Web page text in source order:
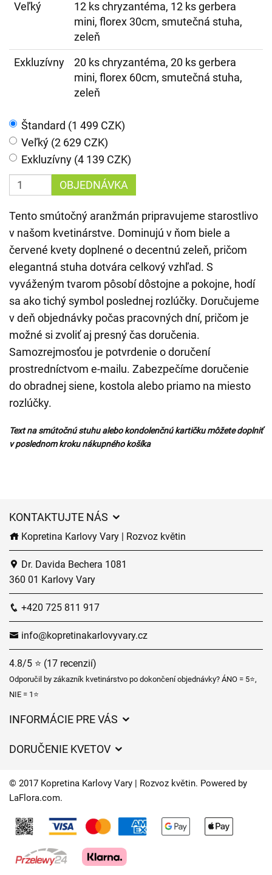
Veľký
12 ks chryzantéma, 12 ks gerbera
mini, florex 30cm, smutečná stuha,
zeleň
Exkluzívny
20 ks chryzantéma, 20 ks gerbera
mini, florex 60cm, smutečná stuha,
zeleň
Štandard (1 499 CZK)
Veľký (2 629 CZK)
Exkluzívny (4 139 CZK)
OBJEDNÁVKA
Tento smútočný aranžmán pripravujeme starostlivo
v našom kvetinárstve. Dominujú v ňom biele a
červené kvety doplnené o decentnú zeleň, pričom
elegantná stuha dotvára celkový vzhľad. S
vyváženým tvarom pôsobí dôstojne a pokojne, hodí
sa ako tichý symbol poslednej rozlúčky. Doručujeme
v deň objednávky počas pracovných dní, pričom je
možné si zvoliť aj presný čas doručenia.
Samozrejmosťou je potvrdenie o doručení
prostredníctvom e-mailu. Zabezpečíme doručenie
do obradnej siene, kostola alebo priamo na miesto
rozlúčky.
Text na smútočnú stuhu alebo kondolenčnú kartičku môžete doplniť
v poslednom kroku nákupného košíka
KONTAKTUJTE NÁS
Kopretina Karlovy Vary | Rozvoz květin
Dr. Davida Bechera 1081
360 01 Karlovy Vary
+420 725 811 917
info@kopretinakarlovyvary.cz
4.8/5 ⭐ (17 recenzií)
Odporučil by zákazník kvetinárstvo po dokončení objednávky? ÁNO = 5⭐,
NIE = 1⭐
INFORMÁCIE PRE VÁS
Časy doručenia kvetov – prehľad možností
DORUČENIE KVETOV
Kam doručujeme kvety
Kontaktujte nás
© 2017 Kopretina Karlovy Vary | Rozvoz květin. Powered by
LaFlora.com.